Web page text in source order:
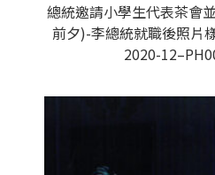
總統邀請小學生代表茶會
前夕)-李總統就職後照片
2020-